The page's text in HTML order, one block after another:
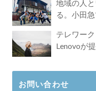
地域の人
る。小田
テレワー
Lenovoが
お問い合わせ